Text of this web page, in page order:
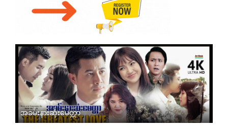
အခမ်းနားဆုံးမေတ္တာ